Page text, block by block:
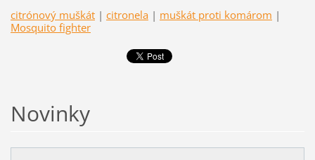
citrónový muškát | citronela | muškát proti komárom |
Mosquito fighter
Novinky